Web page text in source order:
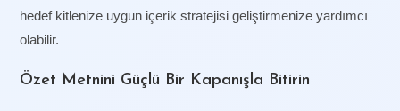
hedef kitlenize uygun içerik stratejisi geliştirmenize yardımcı
olabilir.
Özet Metnini Güçlü Bir Kapanışla Bitirin